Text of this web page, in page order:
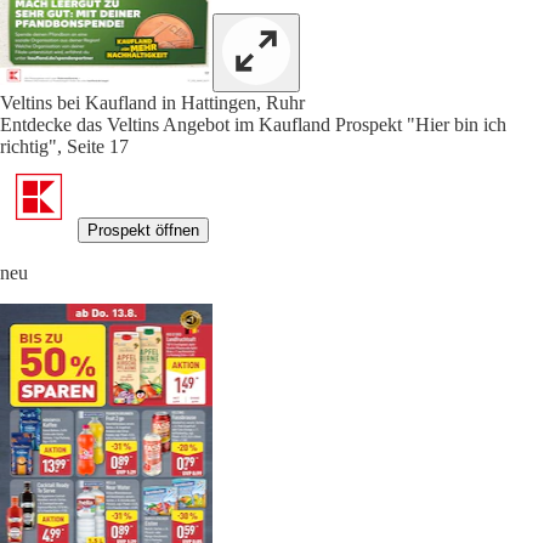
Veltins bei Kaufland in Hattingen, Ruhr
Entdecke das Veltins Angebot im Kaufland Prospekt "Hier bin ich
richtig", Seite 17
Prospekt öffnen
neu